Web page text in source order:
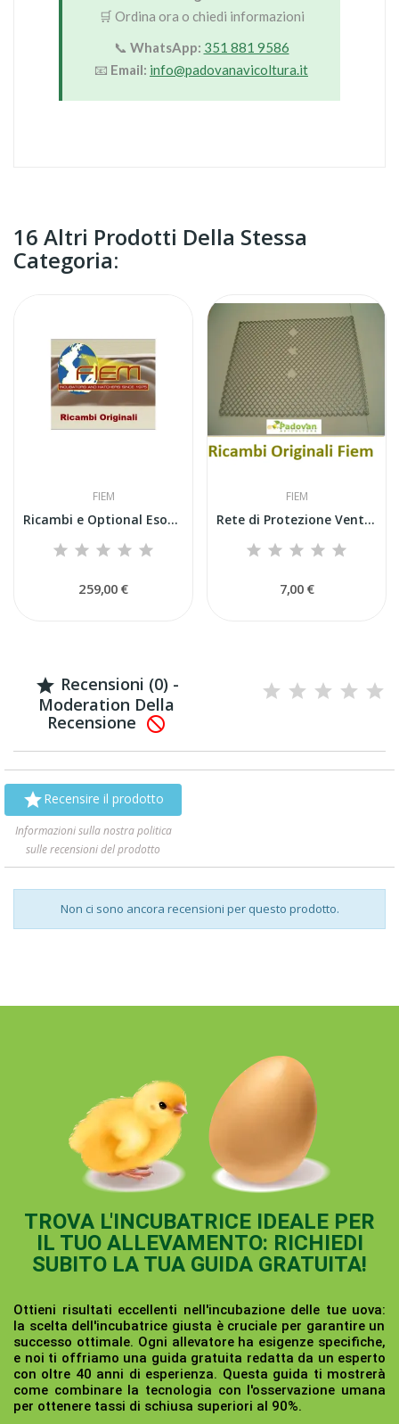
🛒 Ordina ora o chiedi informazioni
📞 WhatsApp: 351 881 9586
📧 Email: info@padovanavicoltura.it
16 Altri Prodotti Della Stessa
Categoria:
FIEM
Ricambi e Optional Esotici Fiem Raffreddamento...
259,00 €
FIEM
Rete di Protezione Ventilatore Q12 MG100/150
7,00 €
 Recensioni (0) -
Moderation Della
Recensione 
Recensire il prodotto
Informazioni sulla nostra politica
sulle recensioni del prodotto
Non ci sono ancora recensioni per questo prodotto.
TROVA L'INCUBATRICE IDEALE PER
IL TUO ALLEVAMENTO: RICHIEDI
SUBITO LA TUA GUIDA GRATUITA!
Ottieni risultati eccellenti nell'incubazione delle tue uova:
la scelta dell'incubatrice giusta è cruciale per garantire un
successo ottimale. Ogni allevatore ha esigenze specifiche,
e noi ti offriamo una guida gratuita redatta da un esperto
con oltre 40 anni di esperienza. Questa guida ti mostrerà
come combinare la tecnologia con l'osservazione umana
per ottenere tassi di schiusa superiori al 90%.